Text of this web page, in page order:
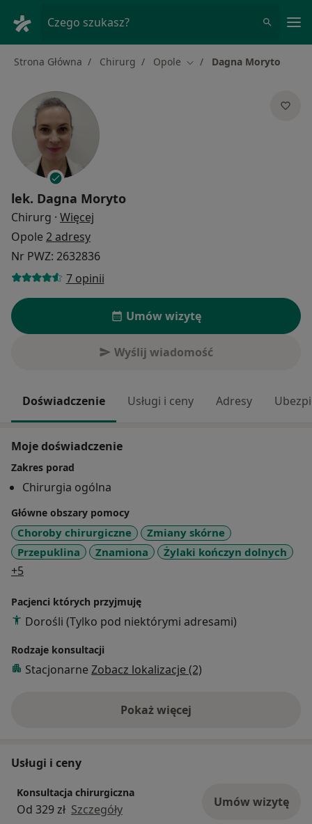
Czego szukasz?
Strona Główna Chirurg Opole Zmień miasto
Dagna Moryto
lek. Dagna Moryto
Chirurg · Więcej
Opole 2 adresy
Nr PWZ: 2632836
7 opinii
Umów wizytę
Wyślij wiadomość
Doświadczenie Usługi i ceny Adresy
Moje doświadczenie
Zakres porad
Chirurgia ogólna
Główne obszary pomocy
Choroby chirurgiczne
Zmiany skórne
Przepuklina
Znamiona Żylaki kończyn dolnych
+5
Pacjenci których przyjmuję
Dorośli (Tylko pod niektórymi adresami)
Rodzaje konsultacji
Stacjonarne Zobacz lokalizacje (2)
Pokaż więcejo doświadczeniu
Usługi i ceny
Konsultacja chirurgiczna
Od 329 zł Szczegóły Umów wizytę